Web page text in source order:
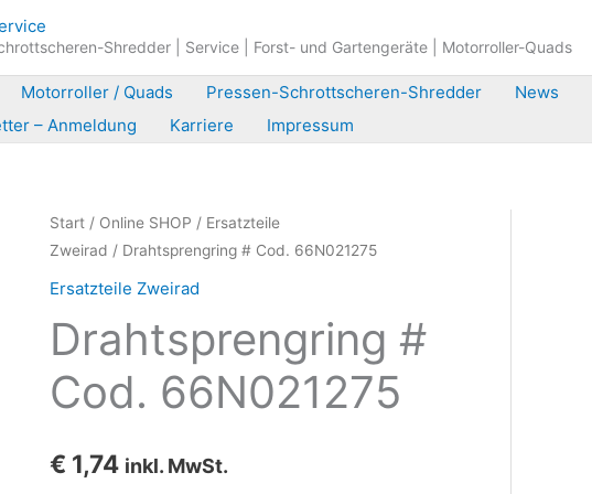
Shredder | Service | Forst- und Gartengeräte | Motorroller-Quads
Motorroller / Quads Pressen-Schrottscheren-Shredder News
– Anmeldung Karriere Impressum
Start / Online SHOP / Ersatzteile
Zweirad / Drahtsprengring # Cod. 66N021275
Ersatzteile Zweirad
Drahtsprengring #
Cod. 66N021275
€ 1,74 inkl. MwSt.